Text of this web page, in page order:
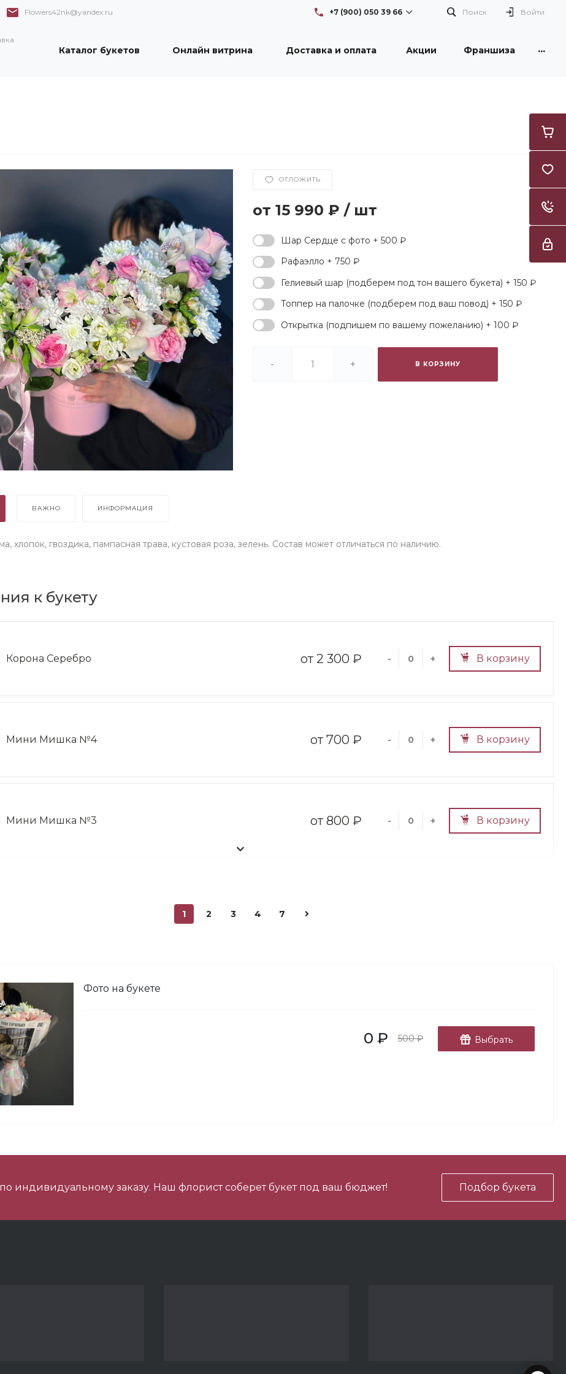
Flowers42nk@yandex.ru +7 (900) 050 39 66 Поиск Войти
Каталог букетов Онлайн витрина Доставка и оплата Акции Франшиза ...
ОТЛОЖИТЬ
15 990 ₽ / шт
Шар Сердце с фото + 500 ₽
Рафаэлло + 750 ₽
Гелиевый шар (подберем под тон вашего букета) + 150 ₽
Топпер на палочке (подберем под ваш повод) + 150 ₽
Открытка (подпишем по вашему пожеланию) + 100 ₽
- + В КОРЗИНУ
ВАЖНО ИНФОРМАЦИЯ
хлопок, гвоздика, пампасная трава, кустовая роза, зелень. Состав может отличаться по наличию.
к букету
Корона Серебро 2 300 ₽ - + В корзину
Мини Мишка №4 700 ₽ - + В корзину
Мини Мишка №3 800 ₽ - + В корзину
Мишка Мини №1
3 шарика нежность
1 2 3 4 7
Фото на букете
0 ₽ 500 ₽ Выбрать
индивидуальному заказу. Наш флорист соберет букет под ваш бюджет! Подбор букета